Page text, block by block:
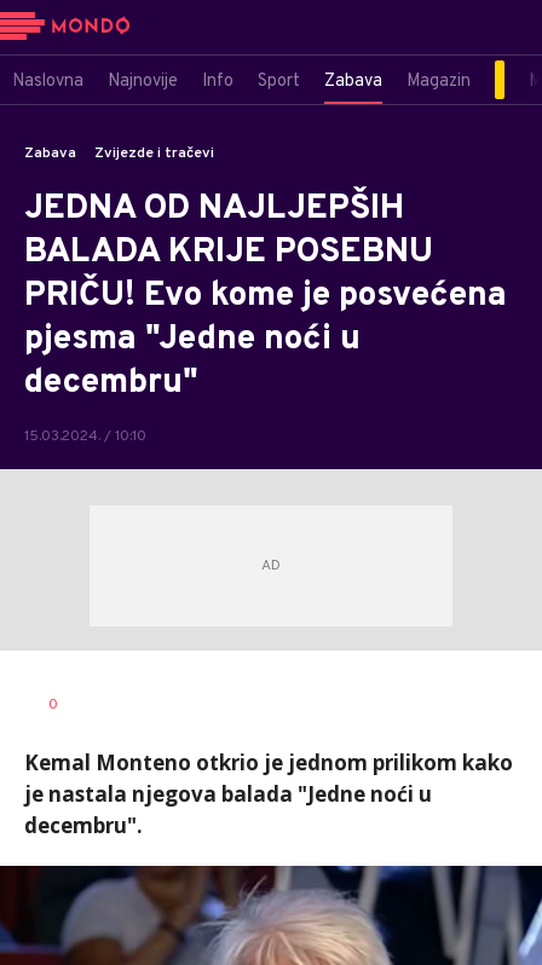
Naslovna Najnovije Info Sport Zabava Magazin
Zabava Zvijezde i tračevi
JEDNA OD NAJLJEPŠIH
BALADA KRIJE POSEBNU
PRIČU! Evo kome je posvećena
pjesma "Jedne noći u
decembru"
15.03.2024. / 10:10
0
Kemal Monteno otkrio je jednom prilikom kako
je nastala njegova balada "Jedne noći u
decembru".